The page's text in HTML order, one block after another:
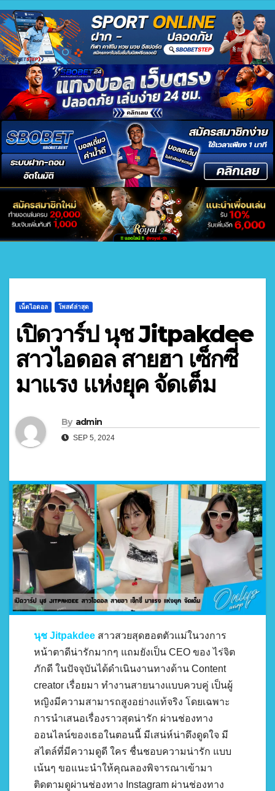
เน็ตไอดอล โพสต์ล่าสุด
เปิดวาร์ป นุช Jitpakdee
สาวไอดอล สายฮา เซ็กซี่
มาแรง แห่งยุค จัดเต็ม
By admin
SEP 5, 2024
นุช Jitpakdee สาวสวยสุดฮอตตัวแม่ในวงการ
หน้าตาดีน่ารักมากๆ แถมยังเป็น CEO ของ ไร่จิต
ภักดี ในปัจจุบันได้ดำเนินงานทางด้าน Content
creator เรื่อยมา ทำงานสายนางแบบควบคู่ เป็นผู้
หญิงมีความสามารถสูงอย่างแท้จริง โดยเฉพาะ
การนำเสนอเรื่องราวสุดน่ารัก ผ่านช่องทาง
ออนไลน์ของเธอในตอนนี้ มีเสน่ห์น่าดึงดูดใจ มี
สไตล์ที่มีความดูดี ใคร ชื่นชอบความน่ารัก แบบ
เน้นๆ ขอแนะนำให้คุณลองพิจารณาเข้ามา
ติดตามดูผ่านช่องทาง Instagram ผ่านช่องทาง